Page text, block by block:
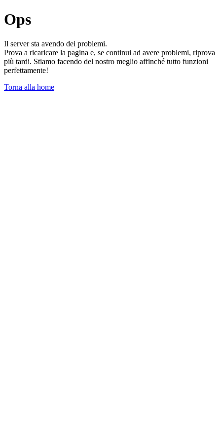
Ops
Il server sta avendo dei problemi.
Prova a ricaricare la pagina e, se continui ad avere problemi, riprova
più tardi. Stiamo facendo del nostro meglio affinché tutto funzioni
perfettamente!
Torna alla home